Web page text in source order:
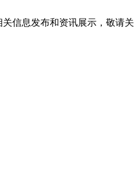
信息发布和资讯展示，敬请